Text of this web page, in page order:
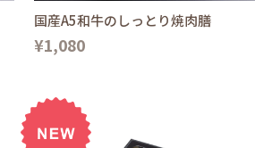
国産A5和牛のしっとり焼肉膳
¥1,080